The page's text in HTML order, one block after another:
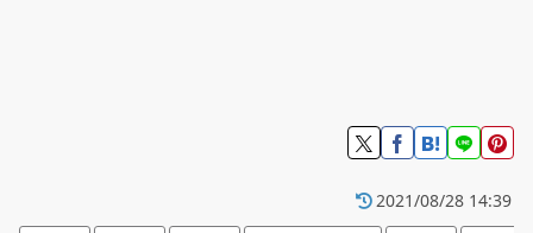
2021/08/28 14:39